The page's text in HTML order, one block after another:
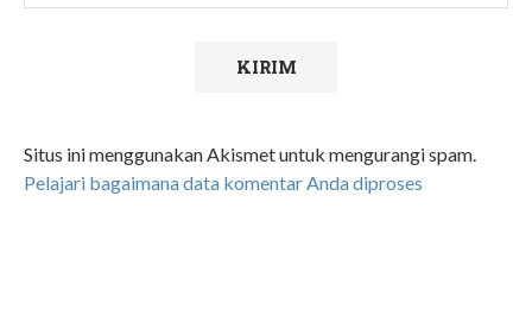
Situs ini menggunakan Akismet untuk mengurangi spam.
Pelajari bagaimana data komentar Anda diproses